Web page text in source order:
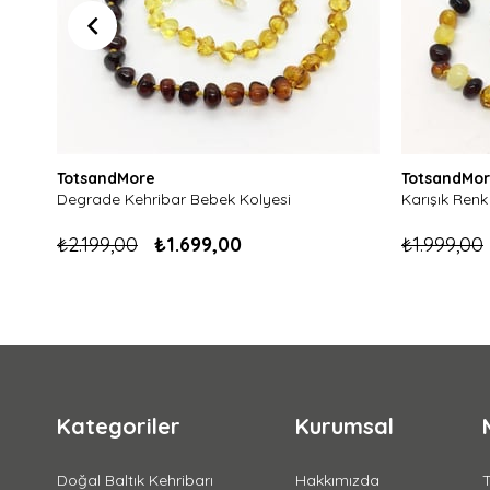
TotsandMore
Degrade Kehribar Bebek Kolyesi
₺1.699,00
₺2.199,00
Karışık
₺1.999,00
Kategoriler
Doğal Baltık Kehribarı
Kurumsal
Hakkımızda